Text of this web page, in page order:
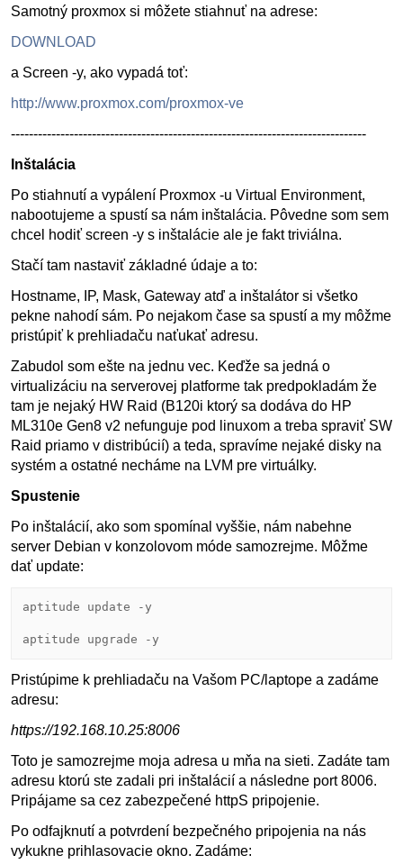
Samotný proxmox si môžete stiahnuť na adrese:
DOWNLOAD
a Screen -y, ako vypadá toť:
http://www.proxmox.com/proxmox-ve
-------------------------------------------------------------------------------
Inštalácia
Po stiahnutí a vypálení Proxmox -u Virtual Environment,
nabootujeme a spustí sa nám inštalácia. Pôvedne som sem
chcel hodiť screen -y s inštalácie ale je fakt triviálna.
Stačí tam nastaviť základné údaje a to:
Hostname, IP, Mask, Gateway atď a inštalátor si všetko
pekne nahodí sám. Po nejakom čase sa spustí a my môžme
pristúpiť k prehliadaču naťukať adresu.
Zabudol som ešte na jednu vec. Keďže sa jedná o
virtualizáciu na serverovej platforme tak predpokladám že
tam je nejaký HW Raid (B120i ktorý sa dodáva do HP
ML310e Gen8 v2 nefunguje pod linuxom a treba spraviť SW
Raid priamo v distribúcií) a teda, spravíme nejaké disky na
systém a ostatné necháme na LVM pre virtuálky.
Spustenie
Po inštalácií, ako som spomínal vyššie, nám nabehne
server Debian v konzolovom móde samozrejme. Môžme
dať update:
aptitude update -y
aptitude upgrade -y
Pristúpime k prehliadaču na Vašom PC/laptope a zadáme
adresu:
https://192.168.10.25:8006
Toto je samozrejme moja adresa u mňa na sieti. Zadáte tam
adresu ktorú ste zadali pri inštalácií a následne port 8006.
Pripájame sa cez zabezpečené httpS pripojenie.
Po odfajknutí a potvrdení bezpečného pripojenia na nás
vykukne prihlasovacie okno. Zadáme: